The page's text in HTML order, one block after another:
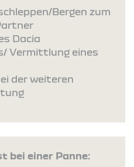
Bergen zum
Dacia
Vermittlung eines
der weiteren
bei einer Panne: